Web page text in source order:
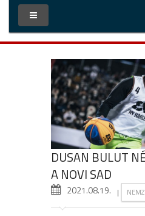
DUSAN BULUT
A NOVI SAD
2021.08.19. |